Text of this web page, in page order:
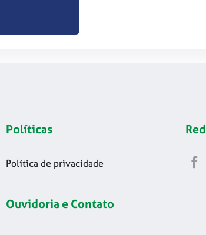
Políticas
Política de privacidade
Ouvidoria e Contato